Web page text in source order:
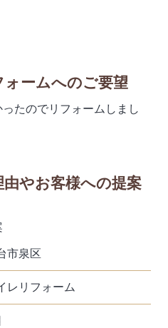
ームへのご要望
たのでリフォームしまし
やお客様への提案
市泉区
レリフォーム